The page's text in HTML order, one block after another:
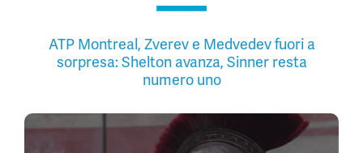
ATP Montreal, Zverev e Medvedev fuori a
sorpresa: Shelton avanza, Sinner resta
numero uno